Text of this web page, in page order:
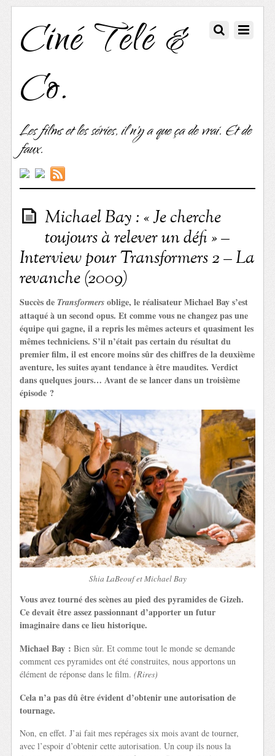
Ciné Télé &
Co.
Les films et les séries, il n'y a que ça de vrai. Et de
faux.
Michael Bay : « Je cherche
toujours à relever un défi » –
Interview pour Transformers 2 – La
revanche (2009)
Succès de Transformers oblige, le réalisateur Michael Bay s’est
attaqué à un second opus. Et comme vous ne changez pas une
équipe qui gagne, il a repris les mêmes acteurs et quasiment les
mêmes techniciens. S’il n’était pas certain du résultat du
premier film, il est encore moins sûr des chiffres de la deuxième
aventure, les suites ayant tendance à être maudites. Verdict
dans quelques jours… Avant de se lancer dans un troisième
épisode ?
Shia LaBeouf et Michael Bay
Vous avez tourné des scènes au pied des pyramides de Gizeh.
Ce devait être assez passionnant d’apporter un futur
imaginaire dans ce lieu historique.
Michael Bay : Bien sûr. Et comme tout le monde se demande
comment ces pyramides ont été construites, nous apportons un
élément de réponse dans le film.(Rires)
Cela n’a pas dû être évident d’obtenir une autorisation de
tournage.
Non, en effet. J’ai fait mes repérages six mois avant de tourner,
avec l’espoir d’obtenir cette autorisation. Un coup ils nous la